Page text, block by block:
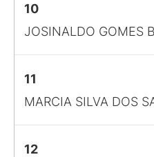
10
JOSINALDO GOMES
11
MARCIA SILVA DOS
12